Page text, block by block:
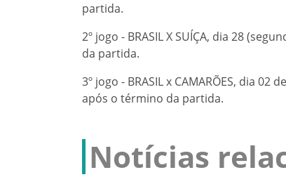
partida.
2º jogo - BRASIL X SUÍÇA, dia 28
da partida.
3º jogo - BRASIL x CAMARÕES, dia
após o término da partida.
Notícias